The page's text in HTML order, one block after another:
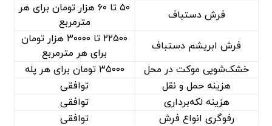
فرش دستباف
۵۰ تا ۶۰ هزار تومان برای هر
مترمربع
فرش ابریشم دستباف
۲۲۵۰۰ تا ۳۰۰۰۰ هزار تومان
برای هر مترمربع
خشک‌شویی موکت در محل
۳۵۰۰۰ تومان برای هر پله
هزینه حمل و نقل
توافقی
هزینه لکه‌برداری
توافقی
رفوگری انواع فرش
توافقی